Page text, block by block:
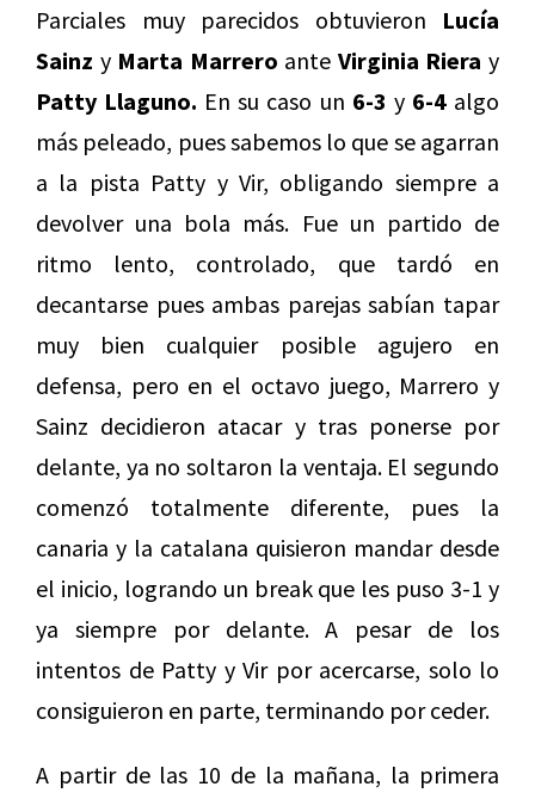
Parciales muy parecidos obtuvieron Lucía
Sainz y Marta Marrero ante Virginia Riera y
Patty Llaguno. En su caso un 6-3 y 6-4algo
más peleado, pues sabemos lo que se agarran
a la pista Patty y Vir, obligando siempre a
devolver una bola más. Fue un partido de
ritmo lento, controlado, que tardó en
decantarse pues ambas parejas sabían tapar
muy bien cualquier posible agujero en
defensa, pero en el octavo juego, Marrero y
Sainz decidieron atacar y tras ponerse por
delante, ya no soltaron la ventaja. El segundo
comenzó totalmente diferente, pues la
canaria y la catalana quisieron mandar desde
el inicio, logrando un break que les puso 3-1 y
ya siempre por delante. A pesar de los
intentos de Patty y Vir por acercarse, solo lo
consiguieron en parte, terminando por ceder.
A partir de las 10 de la mañana, la primera